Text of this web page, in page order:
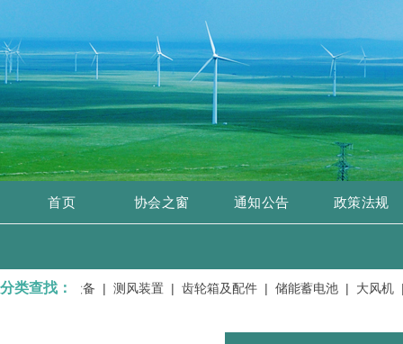
首页 协会之窗 通知公告 政策法规
分类查找：
备、开关设备 | 测风装置 | 齿轮箱及配件 | 储能蓄电池 | 大风机 |